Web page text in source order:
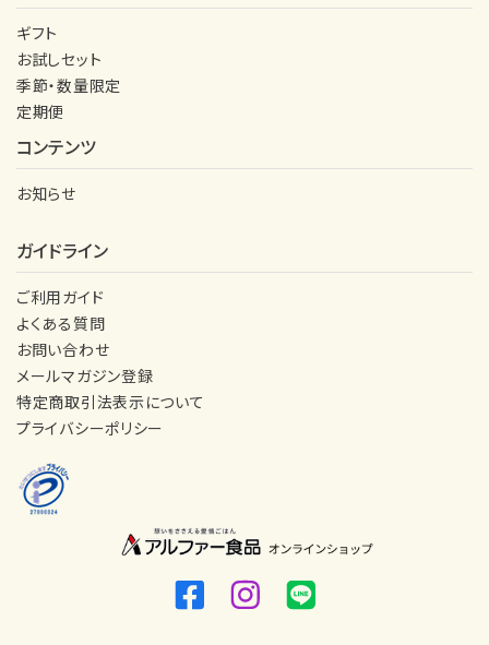
ギフト
お試しセット
季節・数量限定
定期便
コンテンツ
お知らせ
ガイドライン
ご利用ガイド
よくある質問
お問い合わせ
メールマガジン登録
特定商取引法表示について
プライバシーポリシー